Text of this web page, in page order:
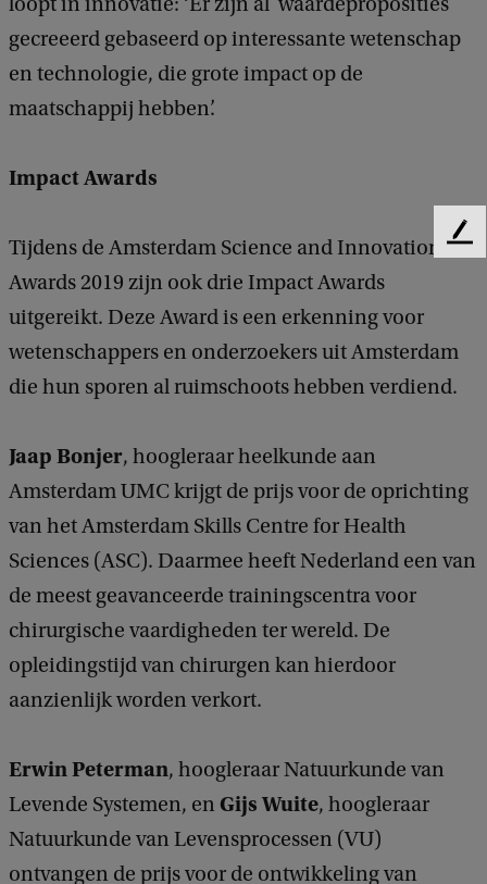
gecreeerd gebaseerd op interessante wetenschap
en technologie, die grote impact op de
maatschappij hebben’.
Impact Awards
Tijdens de Amsterdam Science and Innovation
Awards 2019 zijn ook drie Impact Awards
uitgereikt. Deze Award is een erkenning voor
wetenschappers en onderzoekers uit Amsterdam
die hun sporen al ruimschoots hebben verdiend.
Jaap Bonjer, hoogleraar heelkunde aan
Amsterdam UMC krijgt de prijs voor de oprichting
van het Amsterdam Skills Centre for Health
Sciences (ASC). Daarmee heeft Nederland een van
de meest geavanceerde trainingscentra voor
chirurgische vaardigheden ter wereld. De
opleidingstijd van chirurgen kan hierdoor
aanzienlijk worden verkort.
Erwin Peterman, hoogleraar Natuurkunde van
Levende Systemen, en Gijs Wuite, hoogleraar
Natuurkunde van Levensprocessen (VU)
ontvangen de prijs voor de ontwikkeling van
F